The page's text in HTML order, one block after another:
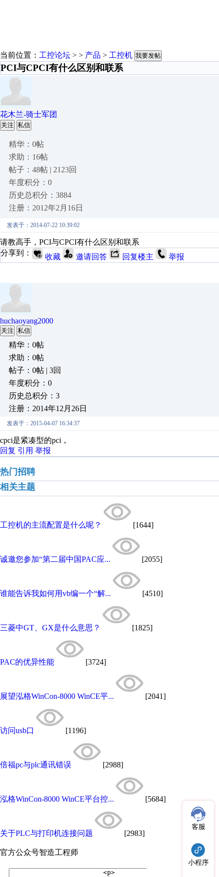
当前位置： 工控论坛 > > 产品 > 工控机 我要发帖
PCI与CPCI有什么区别和联系
花木兰-骑士军团
关注 私信
精华：0帖
求助：16帖
帖子：48帖 | 2123回
年度积分：0
历史总积分：3884
注册：2012年2月16日
发表于：2014-07-22 10:39:02
请教高手，PCI与CPCI有什么区别和联系
分享到：
收藏 邀请回答 回复楼主 举报
huchaoyang2000
关注 私信
精华：0帖
求助：0帖
帖子：0帖 | 3回
年度积分：0
历史总积分：3
注册：2014年12月26日
发表于：2015-04-07 16:34:37
cpci是紧凑型的pci，
回复 引用 举报
热门招聘
相关主题
工控机的主流配置是什么呢？ [1644]
诚邀您参加“第二届中国PAC应... [2055]
谁能告诉我如何用vb编一个“解... [4510]
三菱中GT、GX是什么意思？ [1825]
PAC的优异性能 [3724]
展望泓格WinCon-8000 WinCE平... [2041]
访问usb口 [1196]
倍福pc与plc通讯错误 [2988]
泓格WinCon-8000 WinCE平台控... [5684]
关于PLC与打印机连接问题 [2983]
官方公众号智造工程师
客服
小程序